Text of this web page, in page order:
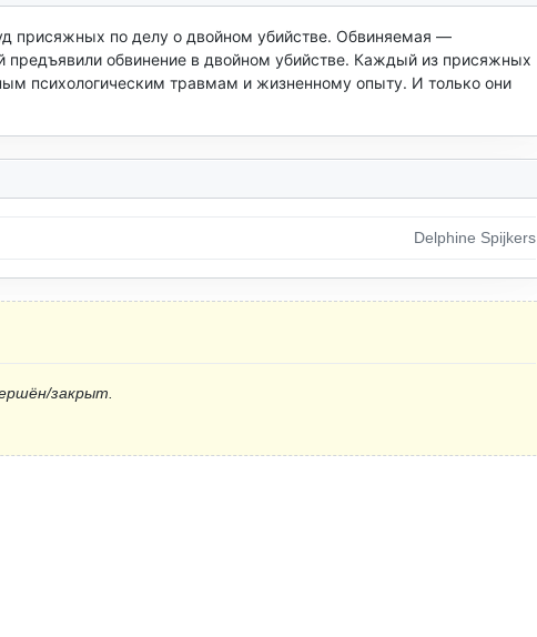
присяжных по делу о двойном убийстве. Обвиняемая —
обвинение в двойном убийстве. Каждый из присяжных
психологическим травмам и жизненному опыту. И только они
Delphine Spijkers
закрыт.